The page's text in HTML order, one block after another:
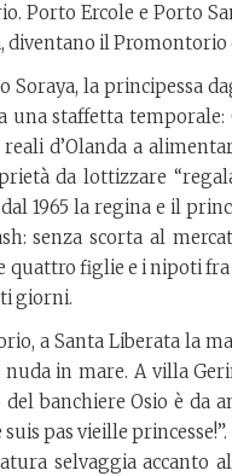
Porto Ercole e Porto
diventano il Promontorio
Soraya, la principessa
una staffetta
reali d’Olanda a
da lottizzare
1965 la regina e il
senza scorta al
quattro figlie e i nipoti
giorni.
a Santa Liberata la
nuda in mare. A villa
banchiere Osio è da
pas vieille princesse!”.
selvaggia accanto